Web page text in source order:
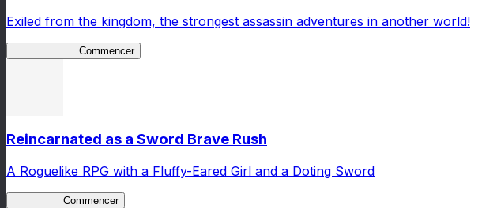
Exiled from the kingdom, the strongest assassin adventures in another world!
Commencer
Reincarnated as a Sword Brave Rush
A Roguelike RPG with a Fluffy-Eared Girl and a Doting Sword
Commencer